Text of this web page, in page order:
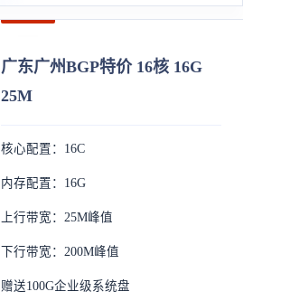
广东广州BGP特价 16核 16G
25M
核心配置：16C
内存配置：16G
上行带宽：25M峰值
下行带宽：200M峰值
赠送100G企业级系统盘